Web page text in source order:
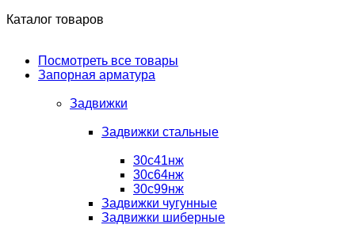
Каталог товаров
Посмотреть все товары
Запорная арматура
Задвижки
Задвижки стальные
30с41нж
30с64нж
30с99нж
Задвижки чугунные
Задвижки шиберные